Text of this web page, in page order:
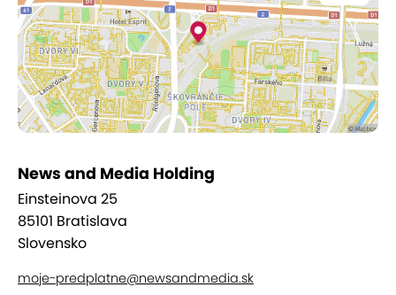
News and Media Holding
Einsteinova 25
85101 Bratislava
Slovensko
moje-predplatne@newsandmedia.sk